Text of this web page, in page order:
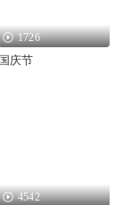
1726
国庆节
4542